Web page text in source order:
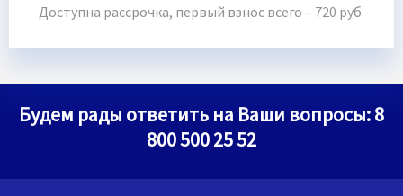
Доступна рассрочка, первый взнос всего – 720 руб.
Будем рады ответить на Ваши вопросы:8
800 500 25 52